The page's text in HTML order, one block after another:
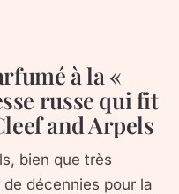
à la «
russe qui fit
and Arpels
bien que très
décennies pour la